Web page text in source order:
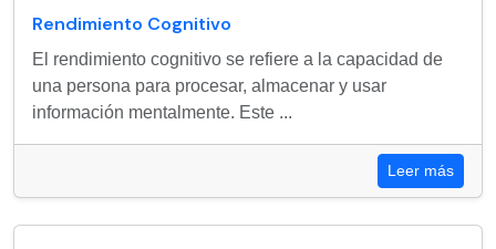
Rendimiento Cognitivo
El rendimiento cognitivo se refiere a la capacidad de
una persona para procesar, almacenar y usar
información mentalmente. Este ...
Leer más